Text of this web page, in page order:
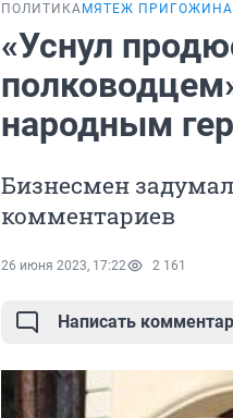
ПОЛИТИКА МЯТЕЖ ПРИГОЖИНА
«Уснул
народным
Бизнесмен
комментариев
26 июня 2023, 17:22 2 161
Написать